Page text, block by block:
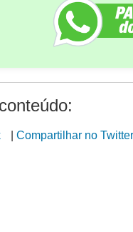
Compartilhar no Twitter